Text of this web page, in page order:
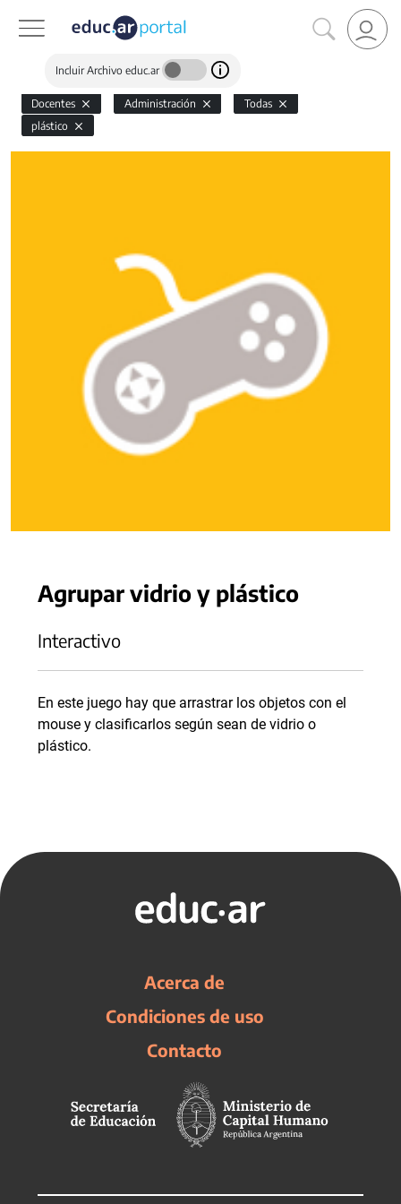
Incluir Archivo educ.ar
Docentes Administración
Todas
plástico
Agrupar vidrio y plástico
Interactivo
En este juego hay que arrastrar los objetos con el
mouse y clasificarlos según sean de vidrio o
plástico.
Acerca de
Condiciones de uso
Contacto